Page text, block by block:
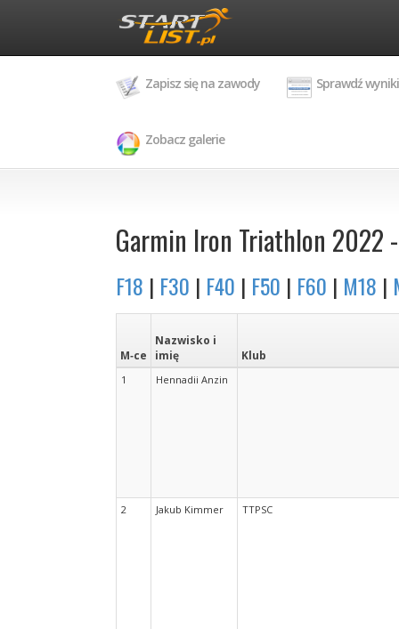
Zapisz się na zawody Sprawdź wyniki
Zobacz galerie
Garmin Iron Triathlon 2022
F18 | F30 | F40 | F50 | F60 | M18 |
M‑ce
Nazwisko i
imię
Klub
1 Hennadii Anzin
2 Jakub Kimmer TTPSC